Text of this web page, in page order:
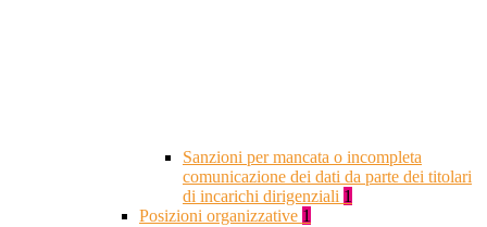
Sanzioni per mancata o incompleta
comunicazione dei dati da parte dei titolari
di incarichi dirigenziali 1
Posizioni organizzative 1